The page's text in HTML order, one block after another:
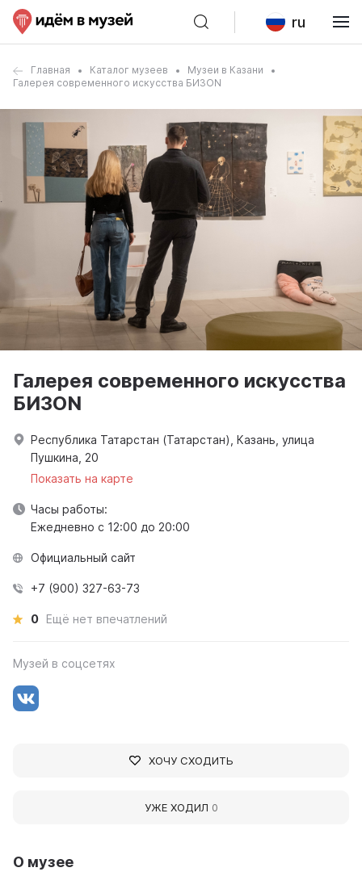
ru
Главная Каталог музеев
Музеи в Казани
Галерея современного искусства БИЗON
О музее
Галерея современного искусства
БИЗON
Республика Татарстан (Татарстан), Казань, улица
Пушкина, 20
Показать на карте
Часы работы:
Ежедневно с 12:00 до 20:00
Официальный сайт
+7 (900) 327-63-73
0 Ещё нет впечатлений
Музей в соцсетях
ХОЧУ СХОДИТЬ
УЖЕ ХОДИЛ 0